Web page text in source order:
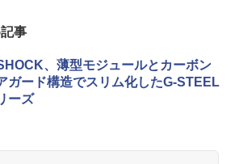
事
、薄型モジュールとカーボン
ガード構造でスリム化したG-STEEL
ーズ